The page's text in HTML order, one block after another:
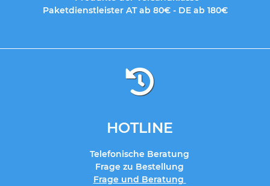
Paketdienstleister AT ab 80€ - DE ab 180€
HOTLINE
Telefonische Beratung
Frage zu Bestellung
Frage und Beratung